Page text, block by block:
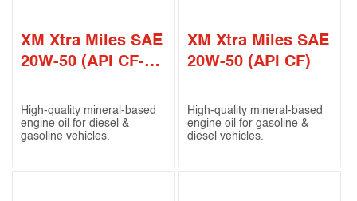
XM Xtra Miles SAE
20W-50 (API CF-4 /
High-quality mineral-based
engine oil for diesel &
gasoline vehicles.
XM Xtra Miles SAE
20W-50 (API CF)
High-quality mineral-based
engine oil for gasoline &
diesel vehicles.